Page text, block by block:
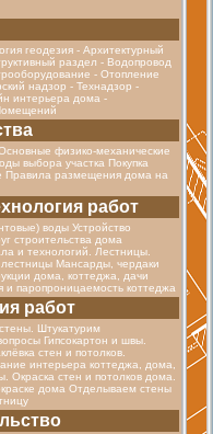
геодезия - Архитектурный
раздел - Водопровод
- Отопление
надзор - Технадзор -
интерьера дома -
физико-механические
выбора участка Покупка
Правила размещения дома на
работ
воды Устройство
строительства дома
и технологий. Лестницы.
Мансарды, чердаки
дома, коттеджа, дачи
паропроницаемость коттеджа
работ
Штукатурим
Гипсокартон и швы.
стен и потолков.
интерьера коттеджа, дома,
Окраска стен и потолков дома.
дома Отделываем стены